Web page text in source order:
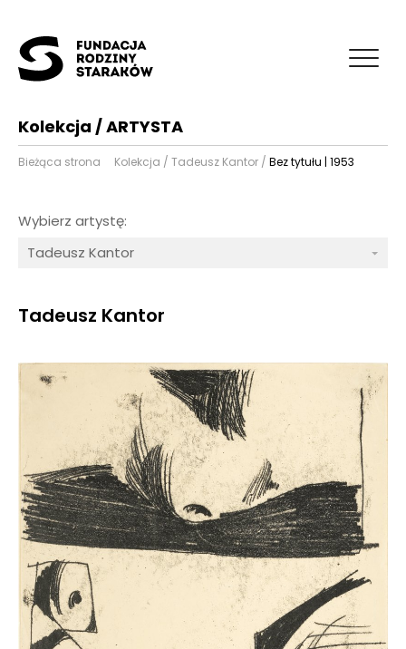
Kolekcja / ARTYSTA
Bieżąca strona Kolekcja / Tadeusz Kantor / Bez tytułu | 1953
Wybierz artystę:
Tadeusz Kantor